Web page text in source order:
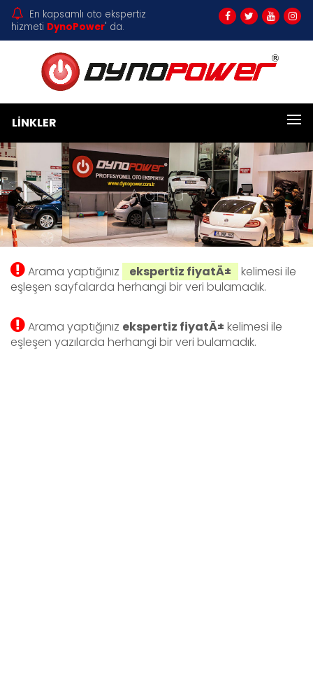
En kapsamlı oto ekspertiz
hizmeti DynoPower' da.
LINKLER
Arama
Arama yaptığınız ekspertiz fiyatÄ±
kelimesi ile
eşleşen sayfalarda herhangi bir veri bulamadık.
Arama yaptığınız ekspertiz fiyatÄ± kelimesi ile
eşleşen yazılarda herhangi bir veri bulamadık.